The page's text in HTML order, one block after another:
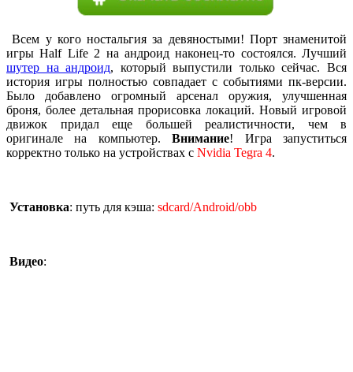
Всем у кого ностальгия за девяностыми! Порт знаменитой
игры Half Life 2 на андроид наконец-то состоялся. Лучший
шутер на андроид, который выпустили только сейчас. Вся
история игры полностью совпадает с событиями пк-версии.
Было добавлено огромный арсенал оружия, улучшенная
броня, более детальная прорисовка локаций. Новый игровой
движок придал еще большей реалистичности, чем в
оригинале на компьютер.Внимание! Игра запуститься
корректно только на устройствах с Nvidia Tegra 4.
Установка: путь для кэша: sdcard/Android/obb
Видео: